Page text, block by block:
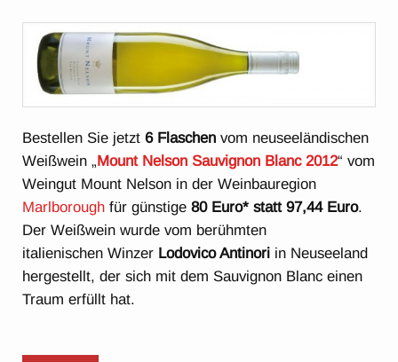
Bestellen Sie jetzt6 Flaschen vom neuseeländischen
Weißwein „Mount Nelson Sauvignon Blanc 2012“ vom
Weingut Mount Nelson in der Weinbauregion
Marlborough für günstige80 Euro* statt 97,44 Euro.
Der Weißwein wurde vom berühmten
italienischen Winzer Lodovico Antinori in Neuseeland
hergestellt, der sich mit dem Sauvignon Blanc einen
Traum erfüllt hat.